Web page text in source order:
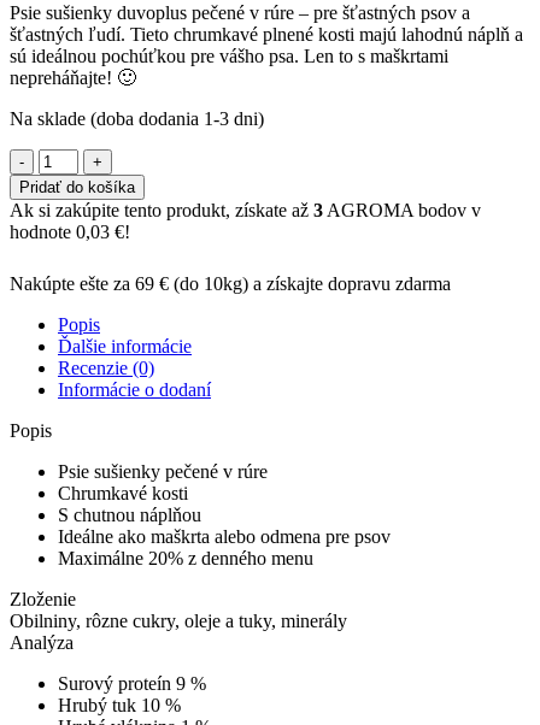
Psie sušienky duvoplus pečené v rúre – pre šťastných psov a
šťastných ľudí. Tieto chrumkavé plnené kosti majú lahodnú náplň a
sú ideálnou pochúťkou pre vášho psa. Len to s maškrtami
nepreháňajte! 🙂
Na sklade (doba dodania 1-3 dni)
množstvo
Duvo
plus
STUFFED
BONES
g
Pridať do košíka
Ak si zakúpite tento produkt, získate až 3 AGROMA bodov v
hodnote 0,03 €!
Nakúpte ešte za 69 € (do 10kg) a získajte dopravu zdarma
Popis
Ďalšie informácie
Recenzie (0)
Informácie o dodaní
Popis
Psie sušienky pečené v rúre
Chrumkavé kosti
S chutnou náplňou
Ideálne ako maškrta alebo odmena pre psov
Maximálne 20% z denného menu
Zloženie
Obilniny, rôzne cukry, oleje a tuky, minerály
Analýza
Surový proteín 9 %
Hrubý tuk 10 %